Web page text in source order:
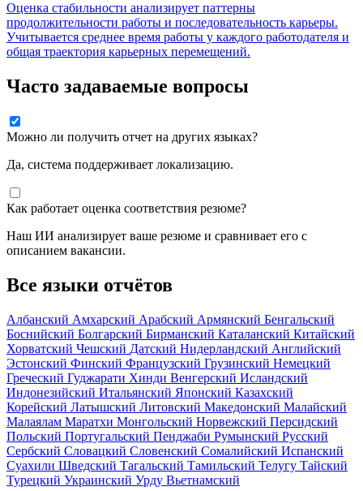
Оценка стабильности анализирует паттерны
продолжительности работы и последовательность карьеры.
Учитывается среднее время работы у каждого работодателя и
общая траектория карьерных перемещений.
Часто задаваемые вопросы
Можно ли получить отчет на других языках?
Да, система поддерживает локализацию.
Как работает оценка соответствия резюме?
Наш ИИ анализирует ваше резюме и сравнивает его с
описанием вакансии.
Все языки отчётов
Албанский Амхарский Арабский Армянский Бенгальский
Боснийский Болгарский Бирманский Каталанский Китайский
Хорватский Чешский Датский Нидерландский Английский
Эстонский Финский Французский Грузинский Немецкий
Греческий Гуджарати Хинди Венгерский Исландский
Индонезийский Итальянский Японский Казахский
Корейский Латышский Литовский Македонский Малайский
Малаялам Маратхи Монгольский Норвежский Персидский
Польский Португальский Пенджаби Румынский Русский
Сербский Словацкий Словенский Сомалийский Испанский
Суахили Шведский Тагальский Тамильский Телугу Тайский
Турецкий Украинский Урду Вьетнамский